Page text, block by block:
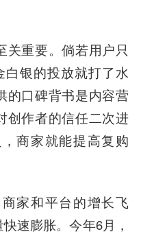
关重要。倘若用户只
白银的投放就打了水
的口碑背书是内容营
创作者的信任二次进
商家就能提高复购
家和平台的增长飞
速膨胀。今年6月，